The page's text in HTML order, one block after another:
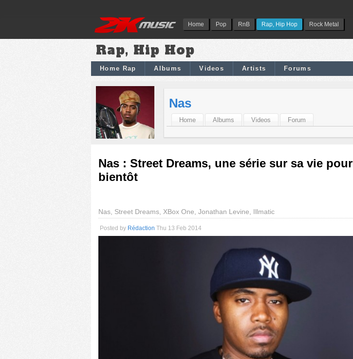
Home Pop RnB Rap, Hip Hop Rock Metal
Rap, Hip Hop
Home Rap Albums Videos Artists Forums
Nas
Home Albums Videos Forum
Nas : Street Dreams, une série sur sa vie pour
bientôt
Nas, Street Dreams, XBox One, Jonathan Levine, Illmatic
Posted by Rédaction Thu 13 Feb 2014